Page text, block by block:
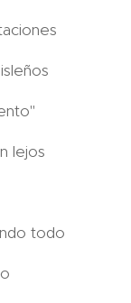
lejos
todo